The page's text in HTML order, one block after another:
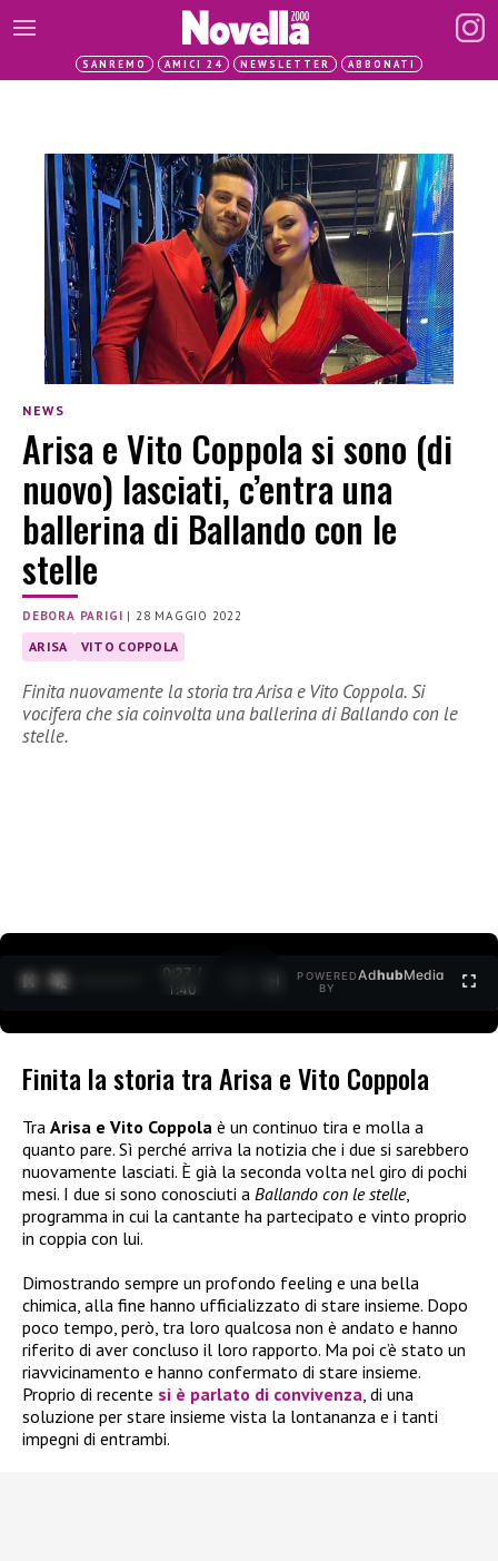
SANREMO AMICI 24 NEWSLETTER ABBONATI
NEWS
Arisa e Vito Coppola si sono (di
nuovo) lasciati, c’entra una
ballerina di Ballando con le
stelle
DEBORA PARIGI | 28 MAGGIO 2022
ARISA VITO COPPOLA
Finita nuovamente la storia tra Arisa e Vito Coppola. Si
vocifera che sia coinvolta una ballerina di Ballando con le
stelle.
0:27 /
1:40
POWERED
BY
AdhubMedia
Finita la storia tra Arisa e Vito Coppola
Tra Arisa e Vito Coppola è un continuo tira e molla a
quanto pare. Sì perché arriva la notizia che i due si sarebbero
nuovamente lasciati. È già la seconda volta nel giro di pochi
mesi. I due si sono conosciuti a Ballando con le stelle,
programma in cui la cantante ha partecipato e vinto proprio
in coppia con lui.
Dimostrando sempre un profondo feeling e una bella
chimica, alla fine hanno ufficializzato di stare insieme. Dopo
poco tempo, però, tra loro qualcosa non è andato e hanno
riferito di aver concluso il loro rapporto. Ma poi c’è stato un
riavvicinamento e hanno confermato di stare insieme.
Proprio di recente si è parlato di convivenza, di una
soluzione per stare insieme vista la lontananza e i tanti
impegni di entrambi.